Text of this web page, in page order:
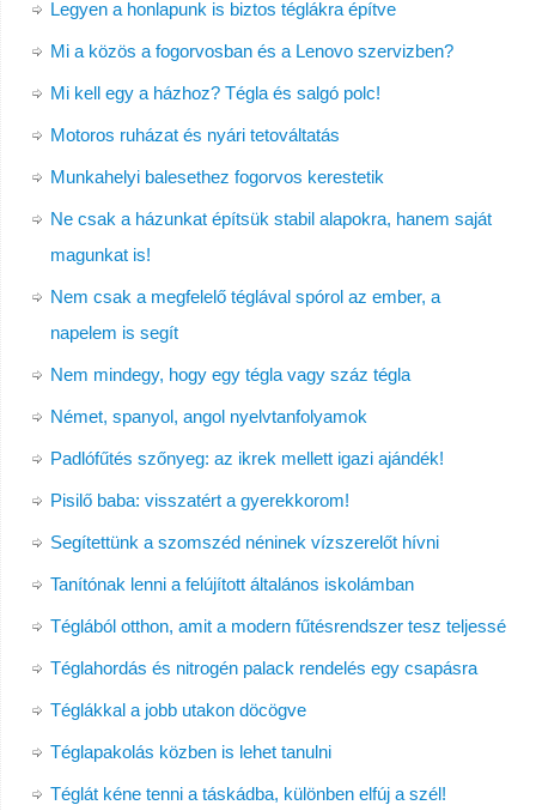
Legyen a honlapunk is biztos téglákra építve
Mi a közös a fogorvosban és a Lenovo szervizben?
Mi kell egy a házhoz? Tégla és salgó polc!
Motoros ruházat és nyári tetováltatás
Munkahelyi balesethez fogorvos kerestetik
Ne csak a házunkat építsük stabil alapokra, hanem saját
magunkat is!
Nem csak a megfelelő téglával spórol az ember, a
napelem is segít
Nem mindegy, hogy egy tégla vagy száz tégla
Német, spanyol, angol nyelvtanfolyamok
Padlófűtés szőnyeg: az ikrek mellett igazi ajándék!
Pisilő baba: visszatért a gyerekkorom!
Segítettünk a szomszéd néninek vízszerelőt hívni
Tanítónak lenni a felújított általános iskolámban
Téglából otthon, amit a modern fűtésrendszer tesz teljessé
Téglahordás és nitrogén palack rendelés egy csapásra
Téglákkal a jobb utakon döcögve
Téglapakolás közben is lehet tanulni
Téglát kéne tenni a táskádba, különben elfúj a szél!